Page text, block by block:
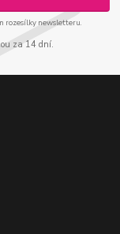
rozesílky newsletteru.
za 14 dní.